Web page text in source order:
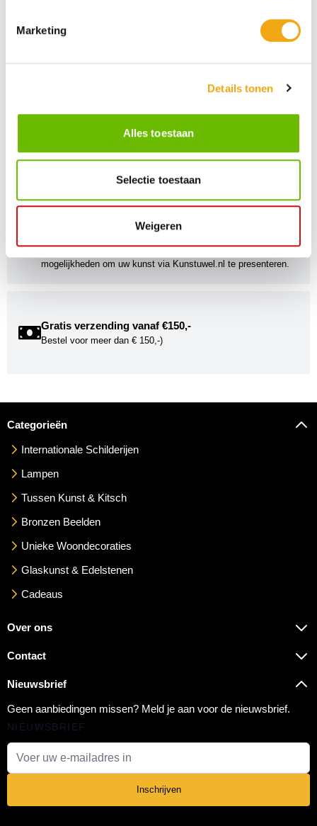
Marketing
Details tonen
Alles toestaan
Selectie toestaan
Weigeren
Maandag t/m vrijdag van 09.00 tot 16.00 staat onze
Kunst voor iedereen
Onze Bronzen Beelden die met vuur tot leven worden
Kunstuwel Community
exclusieve uitnodigingen voor exposities én ontdek de
mogelijkheden om uw kunst via Kunstuwel.nl te presenteren.
Gratis verzending vanaf €150,-
Bestel voor meer dan € 150,-)
Categorieën
Internationale Schilderijen
Lampen
Tussen Kunst & Kitsch
Bronzen Beelden
Unieke Woondecoraties
Glaskunst & Edelstenen
Cadeaus
Over ons
Contact
Nieuwsbrief
Geen aanbiedingen missen? Meld je aan voor de nieuwsbrief.
NIEUWSBRIEF
Inschrijven